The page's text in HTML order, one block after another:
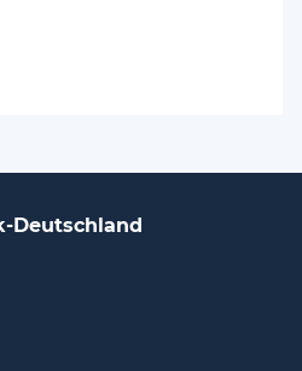
Deutschland